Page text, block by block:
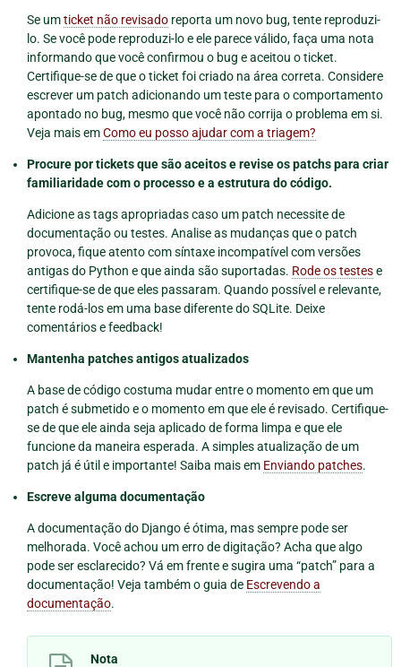
Se umticket não revisado reporta um novo bug, tente reproduzi-
lo. Se você pode reproduzi-lo e ele parece válido, faça uma nota
informando que você confirmou o bug e aceitou o ticket.
Certifique-se de que o ticket foi criado na área correta. Considere
escrever um patch adicionando um teste para o comportamento
apontado no bug, mesmo que você não corrija o problema em si.
Veja mais emComo eu posso ajudar com a triagem?
Procure por tickets que são aceitos e revise os patchs para criar
familiaridade com o processo e a estrutura do código.
Adicione as tags apropriadas caso um patch necessite de
documentação ou testes. Analise as mudanças que o patch
provoca, fique atento com síntaxe incompatível com versões
antigas do Python e que ainda são suportadas. Rode os testese
certifique-se de que eles passaram. Quando possível e relevante,
tente rodá-los em uma base diferente do SQLite. Deixe
comentários e feedback!
Mantenha patches antigos atualizados
A base de código costuma mudar entre o momento em que um
patch é submetido e o momento em que ele é revisado. Certifique-
se de que ele ainda seja aplicado de forma limpa e que ele
funcione da maneira esperada. A simples atualização de um
patch já é útil e importante! Saiba mais em Enviando patches.
Escreve alguma documentação
A documentação do Django é ótima, mas sempre pode ser
melhorada. Você achou um erro de digitação? Acha que algo
pode ser esclarecido? Vá em frente e sugira uma “patch” para a
documentação! Veja também o guia de Escrevendo a
documentação.
Nota